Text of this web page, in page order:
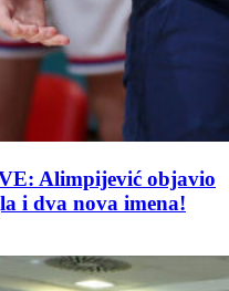
Alimpijević objavio
i dva nova imena!